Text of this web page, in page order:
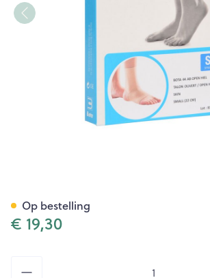
€ 19,30
Op bestelling